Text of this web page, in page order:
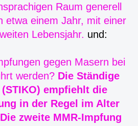
Raum generell
etwa einem Jahr, mit einer
Lebensjahr. und:
gegen Masern bei
werden? Die Ständige
empfiehlt die
in der Regel im Alter
Die zweite MMR-Impfung